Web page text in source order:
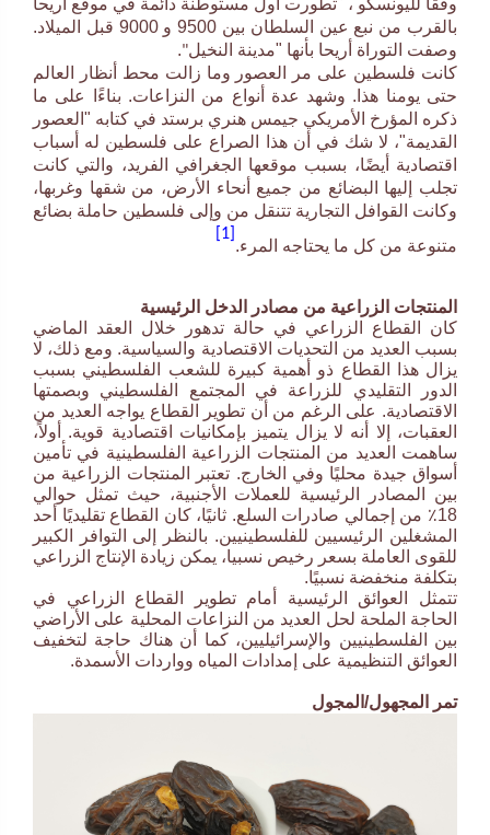
وفقًا لليونسكو ، "تطورت أول مستوطنة دائمة في موقع أريحا
بالقرب من نبع عين السلطان بين 9500 و 9000 قبل الميلاد.
وصفت التوراة أريحا بأنها "مدينة النخيل"
.
كانت فلسطين على مر العصور وما زالت محط أنظار العالم
حتى يومنا هذا. وشهد عدة أنواع من النزاعات. بناءًا على ما
ذكره المؤرخ الأمريكي جيمس هنري برستد في كتابه "العصور
القديمة"، لا شك في أن هذا الصراع على فلسطين له أسباب
اقتصادية أيضًا، بسبب موقعها الجغرافي الفريد، والتي كانت
تجلب إليها البضائع من جميع أنحاء الأرض، من شقها وغربها،
وكانت القوافل التجارية تتنقل من وإلى فلسطين حاملة بضائع
متنوعة من كل ما يحتاجه المرء.
المنتجات الزراعية من مصادر الدخل الرئيسية
كان القطاع الزراعي في حالة تدهور خلال العقد الماضي
بسبب العديد من التحديات الاقتصادية والسياسية. ومع ذلك، لا
يزال هذا القطاع ذو أهمية كبيرة للشعب الفلسطيني بسبب
الدور التقليدي للزراعة في المجتمع الفلسطيني وبصمتها
الاقتصادية. على الرغم من أن تطوير القطاع يواجه العديد من
العقبات، إلا أنه لا يزال يتميز بإمكانيات اقتصادية قوية. أولاً،
ساهمت العديد من المنتجات الزراعية الفلسطينية في تأمين
أسواق جيدة محليًا وفي الخارج. تعتبر المنتجات الزراعية من
بين المصادر الرئيسية للعملات الأجنبية، حيث تمثل حوالي
18٪ من إجمالي صادرات السلع. ثانيًا، كان القطاع تقليديًا أحد
المشغلين الرئيسيين للفلسطينيين. بالنظر إلى التوافر الكبير
للقوى العاملة بسعر رخيص نسبيا، يمكن زيادة الإنتاج الزراعي
بتكلفة منخفضة نسبيًا.
تتمثل العوائق الرئيسية أمام تطوير القطاع الزراعي في
الحاجة الملحة لحل العديد من النزاعات المحلية على الأراضي
بين الفلسطينيين والإسرائيليين، كما أن هناك حاجة لتخفيف
العوائق التنظيمية على إمدادات المياه وواردات الأسمدة.
تمر المجهول/المجول